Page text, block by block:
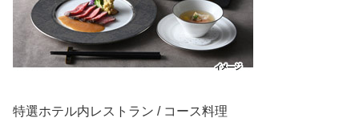
特選ホテル内レストラン / コース料理